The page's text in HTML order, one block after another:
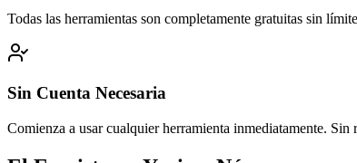
Todas las herramientas son completamente gratuitas sin
Sin Cuenta Necesaria
Comienza a usar cualquier herramienta inmediatamente.